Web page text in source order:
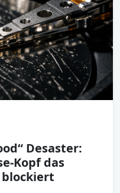
Desaster:
Kopf das